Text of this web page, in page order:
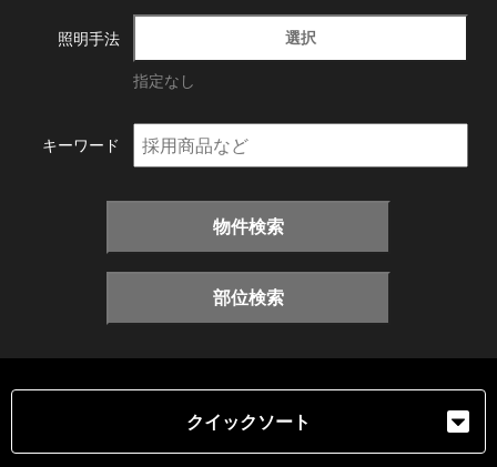
照明手法 選択
指定なし
キーワード
物件検索
部位検索
クイックソート